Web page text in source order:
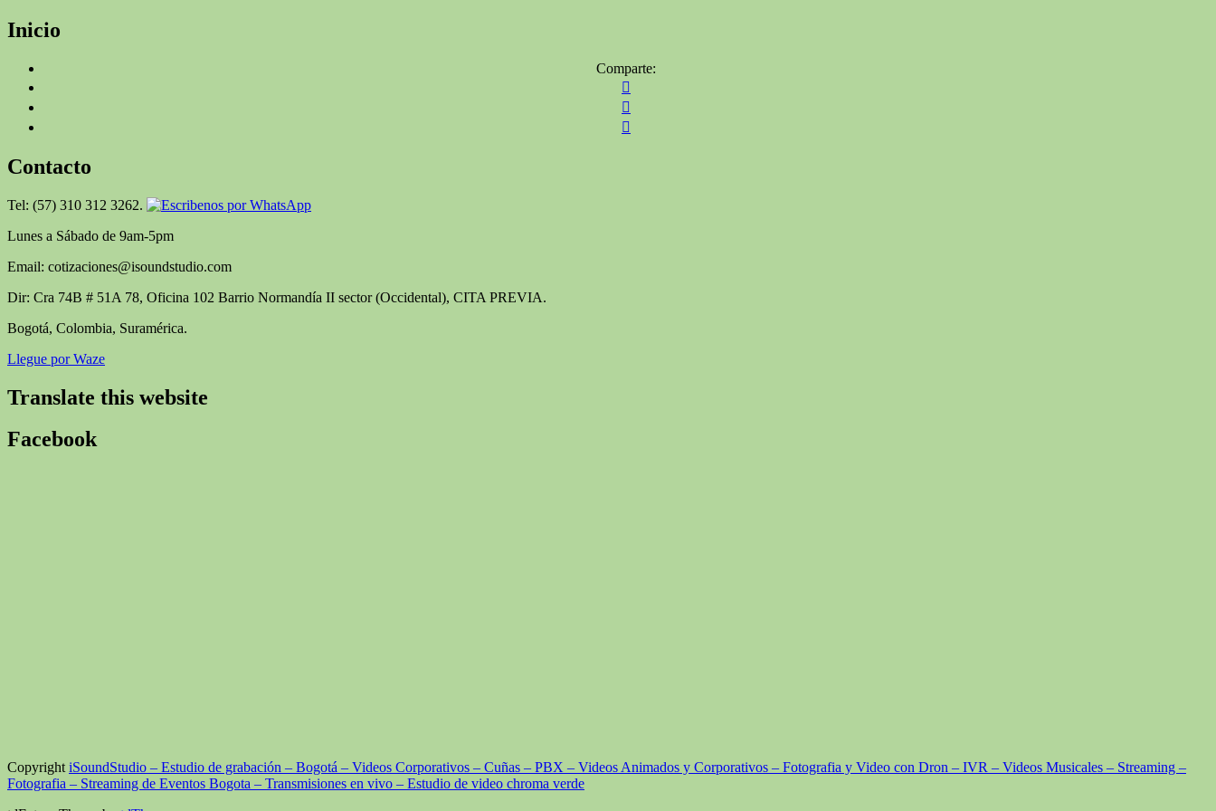
Inicio
Comparte:



Contacto
Tel: (57) 310 312 3262.
Lunes a Sábado de 9am-5pm
Email: cotizaciones@isoundstudio.com
Dir: Cra 74B # 51A 78, Oficina 102 Barrio Normandía II sector (Occidental), CITA PREVIA.
Bogotá, Colombia, Suramérica.
Llegue por Waze
Translate this website
Facebook
Copyright iSoundStudio – Estudio de grabación – Bogotá – Videos Corporativos – Cuñas – PBX – Videos Animados y Corporativos – Fotografia y Video con Dron – IVR – Videos Musicales – Streaming –
Fotografia – Streaming de Eventos Bogota – Transmisiones en vivo – Estudio de video chroma verde